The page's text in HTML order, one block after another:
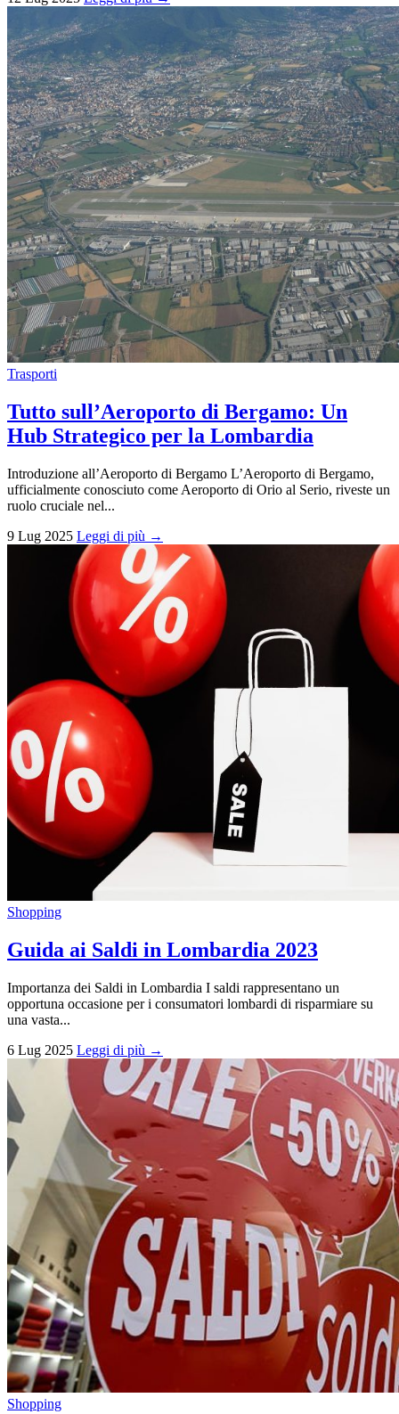
Trasporti
Tutto sull’Aeroporto di Bergamo: Un
Hub Strategico per la Lombardia
Introduzione all’Aeroporto di Bergamo L’Aeroporto di Bergamo,
ufficialmente conosciuto come Aeroporto di Orio al Serio, riveste un
ruolo cruciale nel...
9 Lug 2025 Leggi di più →
Shopping
Guida ai Saldi in Lombardia 2023
Importanza dei Saldi in Lombardia I saldi rappresentano un
opportuna occasione per i consumatori lombardi di risparmiare su
una vasta...
6 Lug 2025 Leggi di più →
Shopping